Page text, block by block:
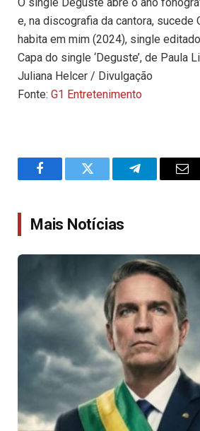
e, na discografia da cantora, sucede
habita em mim (2024), single
Capa do single ‘Deguste’, de Paula
Juliana Helcer / Divulgação
Fonte: G1 Entretenimento
FacebookTwitter Telegram
Mais Notícias